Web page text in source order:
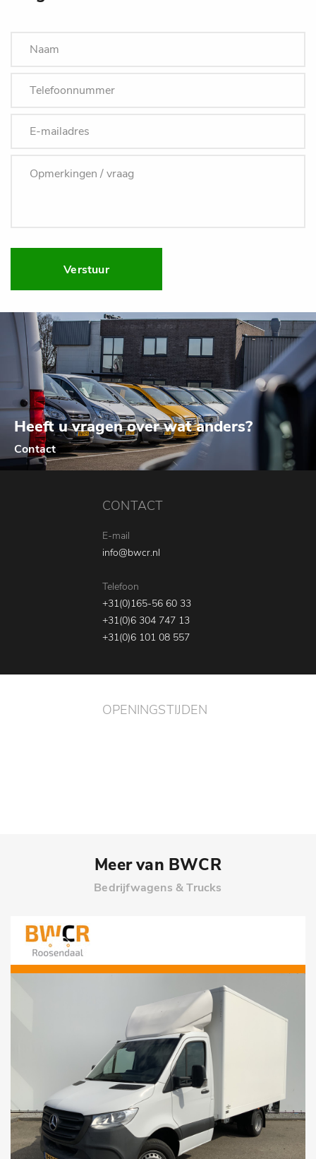
Verstuur
Heeft u vragen over wat anders?
Contact
CONTACT
E-mail
info@bwcr.nl
Telefoon
+31(0)165-56 60 33
+31(0)6 304 747 13
+31(0)6 101 08 557
OPENINGSTIJDEN
Meer van BWCR
Bedrijfwagens & Trucks